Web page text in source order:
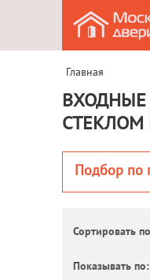
Главная
ВХОДНЫЕ
СТЕКЛОМ
Подбор по
Сортировать
Показывать по: